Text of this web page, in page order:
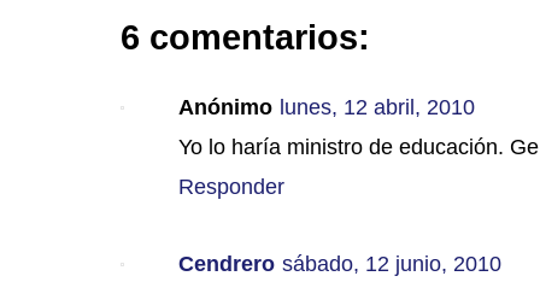
6 comentarios:
Anónimo lunes, 12 abril, 2010
Yo lo haría ministro de educación.
Responder
Cendrero sábado, 12 junio, 2010